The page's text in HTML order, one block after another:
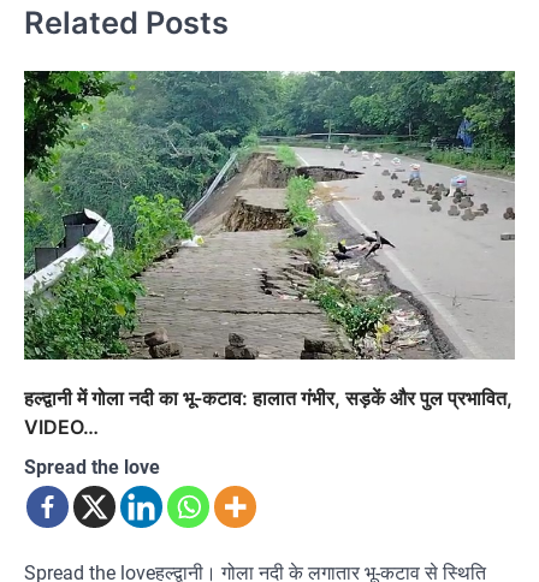
Related Posts
हल्द्वानी में गोला नदी का भू-कटाव: हालात गंभीर, सड़कें और पुल प्रभावित,
VIDEO…
Spread the love
Spread the loveहल्द्वानी। गोला नदी के लगातार भू-कटाव से स्थिति